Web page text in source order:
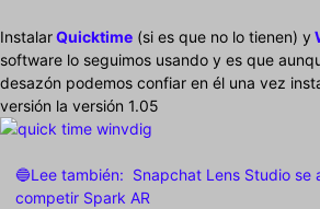
InstalarQuicktime (si es que no lo tienen) y
software lo seguimos usando y es que
desazón podemos confiar en él una vez
versión la versión 1.05
🔵Lee también: Snapchat Lens Studio se
competir Spark AR